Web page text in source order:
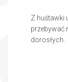
Z huśtawki
przebywać
dorosłych.